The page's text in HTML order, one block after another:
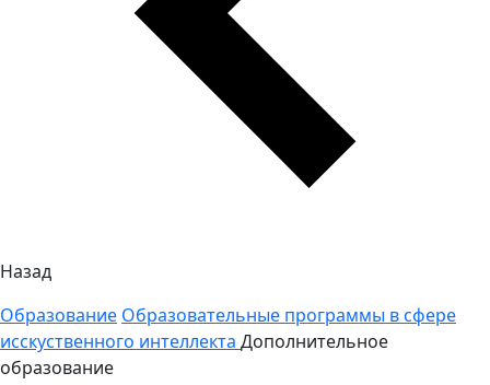
Назад
Образование Образовательные программы в сфере
исскуственного интеллекта Дополнительное
образование